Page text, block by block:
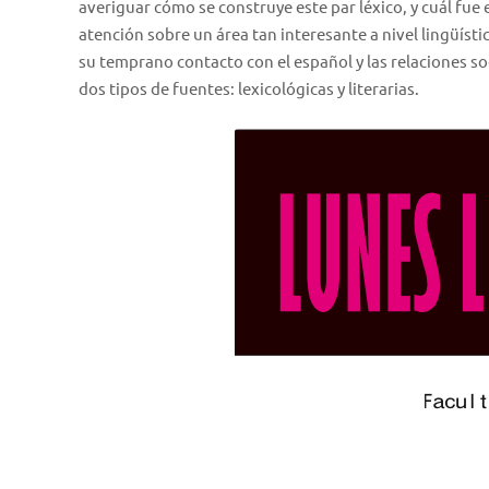
averiguar cómo se construye este par léxico, y cuál
atención sobre un área tan interesante a nivel
su temprano contacto con el español y las relaciones
dos tipos de fuentes: lexicológicas y literarias.